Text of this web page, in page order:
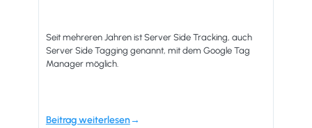
Seit mehreren Jahren ist Server Side Tracking, auch
Server Side Tagging genannt, mit dem Google Tag
Manager möglich.
Beitrag weiterlesen